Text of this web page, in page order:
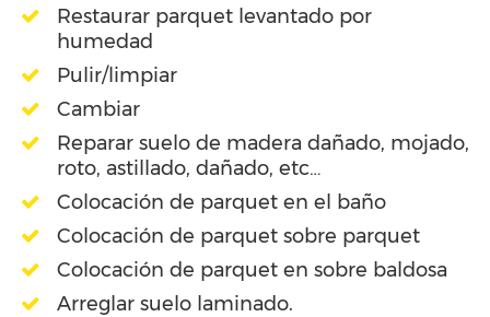
Restaurar parquet levantado por
humedad
Pulir/limpiar
Cambiar
Reparar suelo de madera dañado, mojado,
roto, astillado, dañado, etc…
Colocación de parquet en el baño
Colocación de parquet sobre parquet
Colocación de parquet en sobre baldosa
Arreglar suelo laminado.